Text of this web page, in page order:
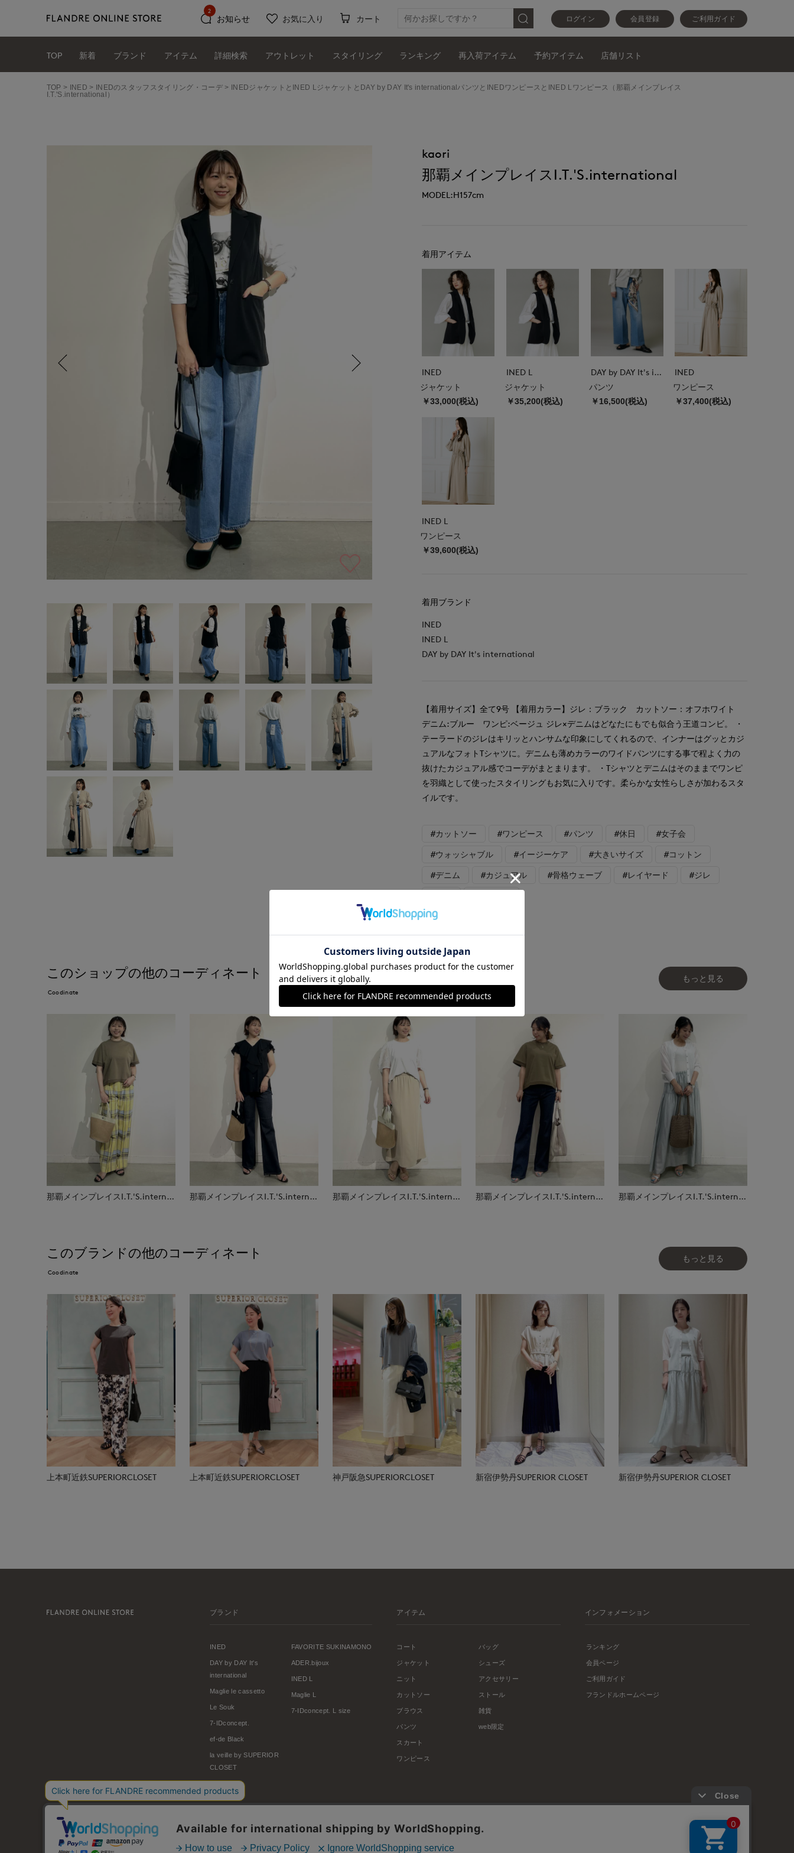
ログイン 会員登録 ご利用ガイド
お知らせ
2
お気に入り カート
TOP 新着 ブランド アイテム 詳細検索 アウトレット スタイリング ランキング 再入荷アイテム 予約アイテム 店舗リスト
TOP INED INEDのスタッフスタイリング・コーデ
INEDジャケットとINED LジャケットとDAY by DAY It's internationalパンツとINEDワンピースとINED Lワンピース（那覇メインプレイス
I.T.'S.international）
kaori
那覇メインプレイスI.T.'S.international
MODEL:H157cm
着用アイテム
INED
ジャケット
￥33,000(税込)
INED L
ジャケット
￥35,200(税込)
DAY by DAY It's international
パンツ
￥16,500(税込)
INED
ワンピース
￥37,400(税込)
INED L
ワンピース
￥39,600(税込)
着用ブランド
INED
INED L
DAY by DAY It's international
【着用サイズ】全て9号 【着用カラー】ジレ：ブラック カットソー：オフホワイト
デニム:ブルー ワンピ:ベージュ ジレ×デニムはどなたにもでも似合う王道コンビ。 ・
テーラードのジレはキリッとハンサムな印象にしてくれるので、インナーはグッとカジ
ュアルなフォトTシャツに。デニムも薄めカラーのワイドパンツにする事で程よく力の
抜けたカジュアル感でコーデがまとまります。 ・Tシャツとデニムはそのままでワンピ
を羽織として使ったスタイリングもお気に入りです。柔らかな女性らしさが加わるスタ
イルです。
#カットソー #ワンピース #パンツ #休日 #女子会
#ウォッシャブル #イージーケア #大きいサイズ #コットン
#デニム #カジュアル #骨格ウェーブ #レイヤード #ジレ
このショップの他のコーディネート
Coodinate
もっと見る
那覇メインプレイスI.T.'S.international 那覇メインプレイスI.T.'S.international 那覇メインプレイスI.T.'S.international 那覇メインプレイスI.T.'S.international 那覇メインプレイスI.T.'S.international
このブランドの他のコーディネート
Coodinate
もっと見る
上本町近鉄SUPERIORCLOSET 上本町近鉄SUPERIORCLOSET 神戸阪急SUPERIORCLOSET 新宿伊勢丹SUPERIOR CLOSET 新宿伊勢丹SUPERIOR CLOSET
ブランド
INED
DAY by DAY It's
international
Maglie le cassetto
Le Souk
7-IDconcept.
ef-de Black
la veille by SUPERIOR
CLOSET
FAVORITE SUKINAMONO
ADER.bijoux
INED L
Maglie L
7-IDconcept. L size
アイテム
コート
ジャケット
ニット
カットソー
ブラウス
パンツ
スカート
ワンピース
バッグ
シューズ
アクセサリー
ストール
雑貨
web限定
インフォメーション
ランキング
会員ページ
ご利用ガイド
フランドルホームページ
© FLANDRE CO., LTD.